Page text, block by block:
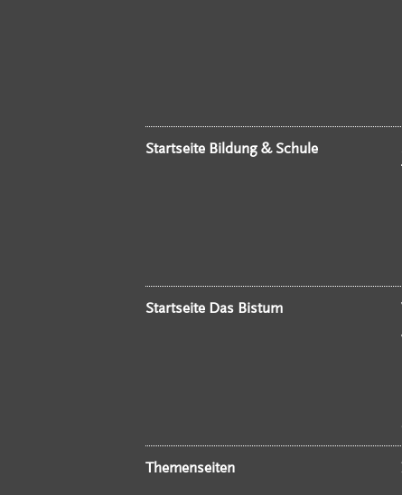
Startseite Bildung & Schule
Startseite Das Bistum
Themenseiten